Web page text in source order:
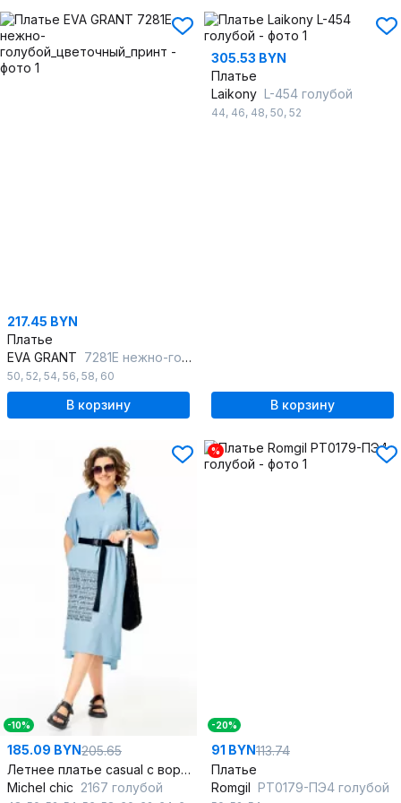
217.45 BYN
Платье
EVA GRANT 7281Е нежно-голубой_цветочный_принт
50, 52, 54, 56, 58, 60
В корзину
305.53 BYN
Платье
Laikony L-454 голубой
44, 46, 48, 50, 52
В корзину
-10%
185.09 BYN205.65
Летнее платье casual с воротником и карманами
Michel chic 2167 голубой
%
-20%
91 BYN113.74
Платье
Romgil РТ0179-ПЭ4 голубой